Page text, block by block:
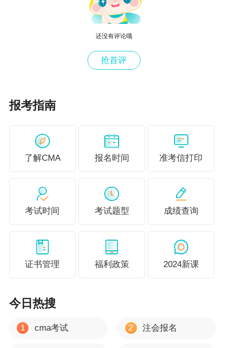
CMA考试大纲
还没有评论哦
抢首评
报考指南
了解CMA 报名时间 准考信打印
考试时间 考试题型 成绩查询
证书管理 福利政策 2024新课
今日热搜
1 cma考试 2 注会报名